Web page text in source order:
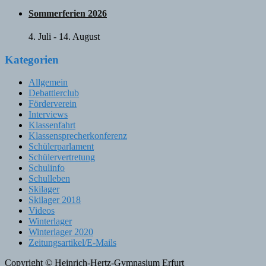
Sommerferien 2026
4. Juli - 14. August
Kategorien
Allgemein
Debattierclub
Förderverein
Interviews
Klassenfahrt
Klassensprecherkonferenz
Schülerparlament
Schülervertretung
Schulinfo
Schulleben
Skilager
Skilager 2018
Videos
Winterlager
Winterlager 2020
Zeitungsartikel/E-Mails
Copyright © Heinrich-Hertz-Gymnasium Erfurt